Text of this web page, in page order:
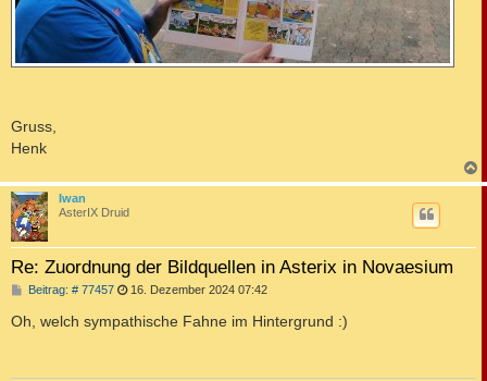
Gruss,
Henk
a
Iwan
AsterIX Druid
Re: Zuordnung der Bildquellen in Asterix in Novaesium
Beitrag: # 77457B
i
t
16. Dezember 2024 07:42
Oh, welch sympathische Fahne im Hintergrund :)